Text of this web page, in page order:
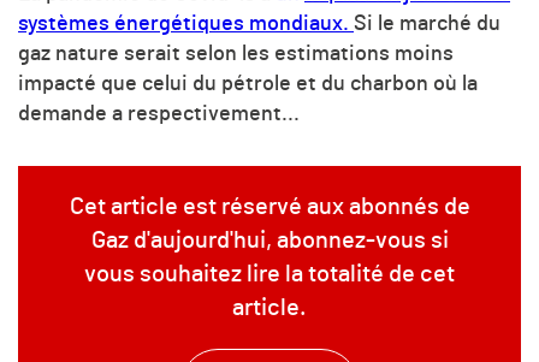
systèmes énergétiques mondiaux. Si le marché du
gaz nature serait selon les estimations moins
impacté que celui du pétrole et du charbon où la
demande a respectivement...
Cet article est réservé aux abonnés de
Gaz d'aujourd'hui, abonnez-vous si
vous souhaitez lire la totalité de cet
article.